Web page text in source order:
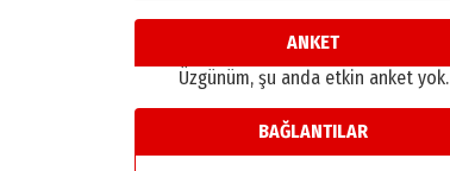
ANKET
Üzgünüm, şu anda etkin anket yok.
BAĞLANTILAR